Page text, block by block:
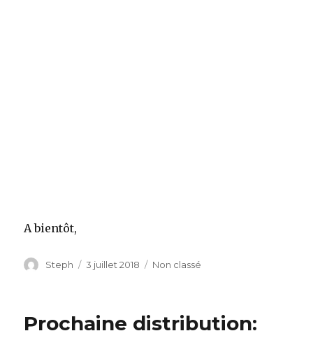
A bientôt,
Auteur
Steph
Publié
3 juillet 2018 Catégories
Non classé
Prochaine distribution: